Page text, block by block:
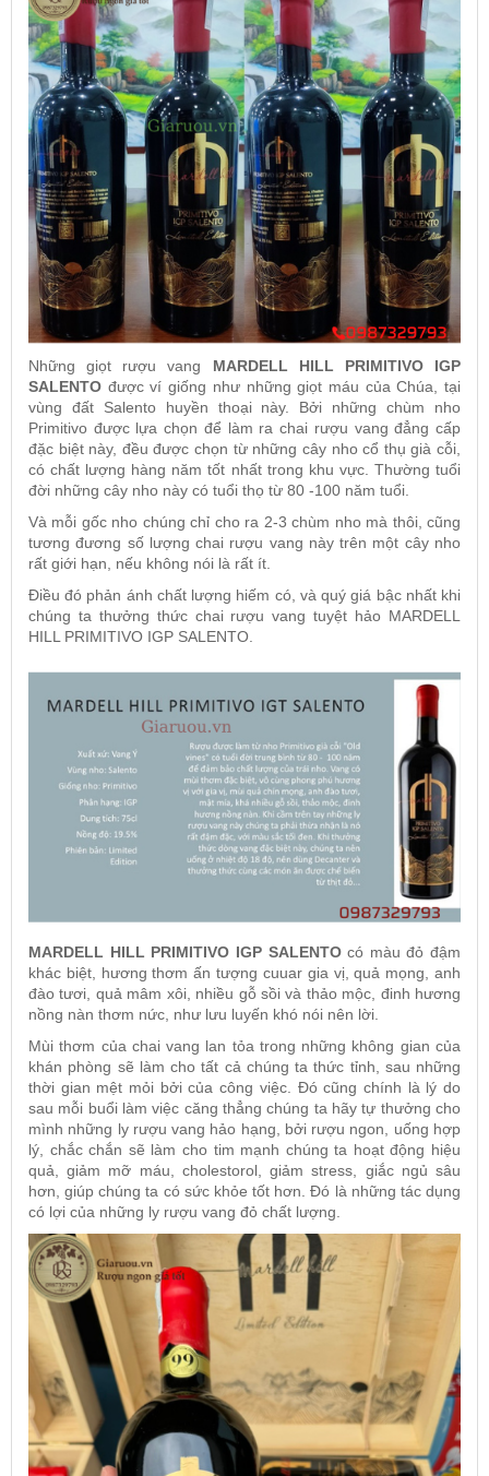
Những giọt rượu vang MARDELL HILL PRIMITIVO IGP
SALENTO được ví giống như những giọt máu của Chúa, tại
vùng đất Salento huyền thoại này. Bởi những chùm nho
Primitivo được lựa chọn để làm ra chai rượu vang đẳng cấp
đặc biệt này, đều được chọn từ những cây nho cổ thụ già cỗi,
có chất lượng hàng năm tốt nhất trong khu vực. Thường tuổi
đời những cây nho này có tuổi thọ từ 80 -100 năm tuổi.
Và mỗi gốc nho chúng chỉ cho ra 2-3 chùm nho mà thôi, cũng
tương đương số lượng chai rượu vang này trên một cây nho
rất giới hạn, nếu không nói là rất ít.
Điều đó phản ánh chất lượng hiếm có, và quý giá bậc nhất khi
chúng ta thưởng thức chai rượu vang tuyệt hảo MARDELL
HILL PRIMITIVO IGP SALENTO.
MARDELL HILL PRIMITIVO IGP SALENTOcó màu đỏ đậm
khác biệt, hương thơm ấn tượng cuuar gia vị, quả mọng, anh
đào tươi, quả mâm xôi, nhiều gỗ sồi và thảo mộc, đinh hương
nồng nàn thơm nức, như lưu luyến khó nói nên lời.
Mùi thơm của chai vang lan tỏa trong những không gian của
khán phòng sẽ làm cho tất cả chúng ta thức tỉnh, sau những
thời gian mệt mỏi bởi của công việc. Đó cũng chính là lý do
sau mỗi buổi làm việc căng thẳng chúng ta hãy tự thưởng cho
mình những ly rượu vang hảo hạng, bởi rượu ngon, uống hợp
lý, chắc chắn sẽ làm cho tim mạnh chúng ta hoạt động hiệu
quả, giảm mỡ máu, cholestorol, giảm stress, giắc ngủ sâu
hơn, giúp chúng ta có sức khỏe tốt hơn. Đó là những tác dụng
có lợi của những ly rượu vang đỏ chất lượng.